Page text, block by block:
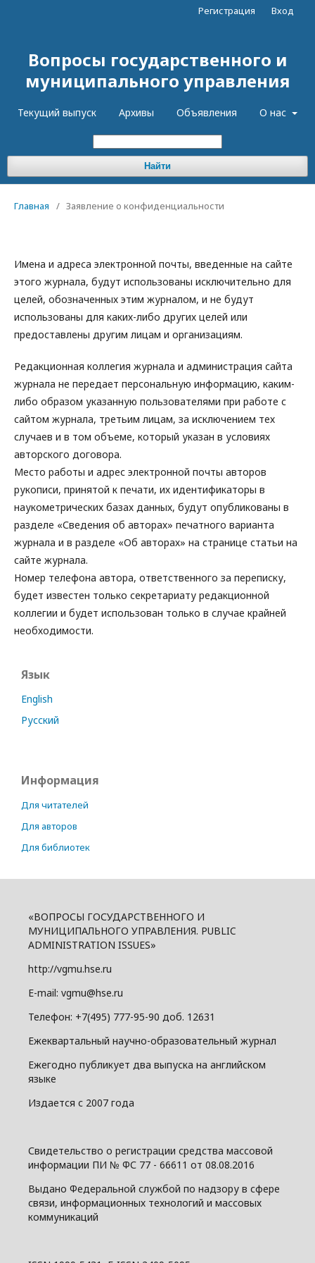
Вопросы государственного и
муниципального управления
Текущий выпуск Архивы Объявления О нас
Найти
Регистрация Вход
Главная / Заявление о конфиденциальности
Имена и адреса электронной почты, введенные на сайте
этого журнала, будут использованы исключительно для
целей, обозначенных этим журналом, и не будут
использованы для каких-либо других целей или
предоставлены другим лицам и организациям.
Редакционная коллегия журнала и администрация сайта
журнала не передает персональную информацию, каким-
либо образом указанную пользователями при работе с
сайтом журнала, третьим лицам, за исключением тех
случаев и в том объеме, который указан в условиях
авторского договора.
Место работы и адрес электронной почты авторов
рукописи, принятой к печати, их идентификаторы в
наукометрических базах данных, будут опубликованы в
разделе «Сведения об авторах» печатного варианта
журнала и в разделе «Об авторах» на странице статьи на
сайте журнала.
Номер телефона автора, ответственного за переписку,
будет известен только секретариату редакционной
коллегии и будет использован только в случае крайней
необходимости.
Язык
English
Русский
Информация
Для читателей
Для авторов
Для библиотек
«ВОПРОСЫ ГОСУДАРСТВЕННОГО И
МУНИЦИПАЛЬНОГО УПРАВЛЕНИЯ. PUBLIC
ADMINISTRATION ISSUES»
http://vgmu.hse.ru
E-mail: vgmu@hse.ru
Телефон: +7(495) 777-95-90 доб. 12631
Ежеквартальный научно-образовательный журнал
Ежегодно публикует два выпуска на английском
языке
Издается с 2007 года
Свидетельство о регистрации средства массовой
информации ПИ № ФС 77 - 66611 от 08.08.2016
Выдано Федеральной службой по надзору в сфере
связи, информационных технологий и массовых
коммуникаций